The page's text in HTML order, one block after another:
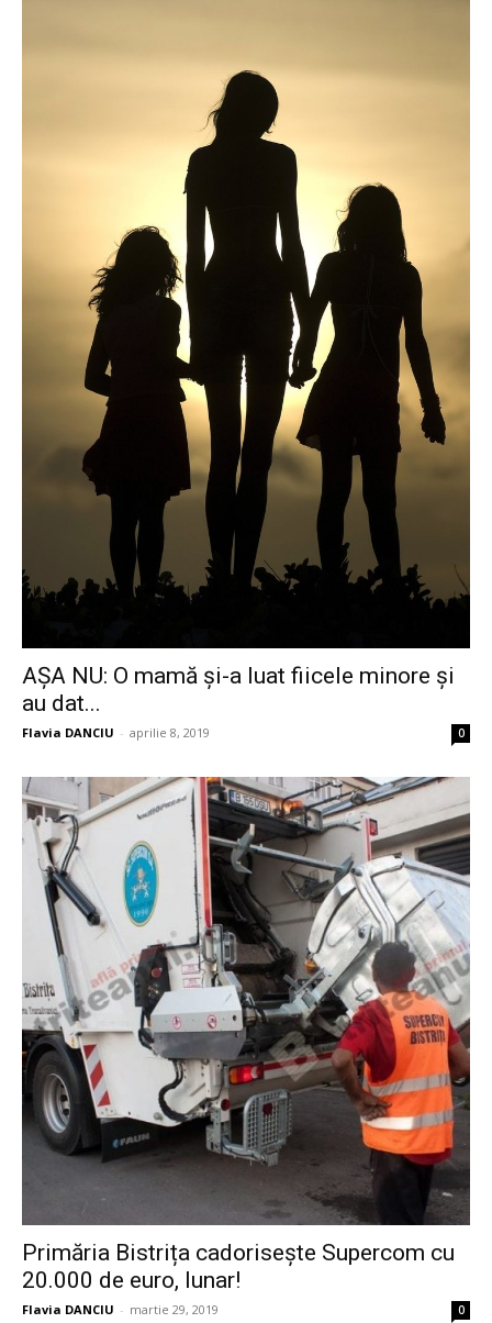
AȘA NU: O mamă și-a luat fiicele minore și
au dat...
Flavia DANCIU - aprilie 8, 2019 0
Primăria Bistrița cadorisește Supercom cu
20.000 de euro, lunar!
Flavia DANCIU - martie 29, 2019 0